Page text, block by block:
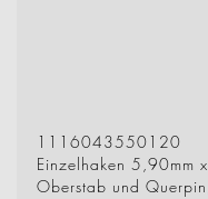
1116043550120
Einzelhaken 5,90mm
Oberstab und